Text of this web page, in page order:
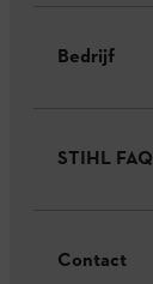
Bedrijf
STIHL FAQ
Contact